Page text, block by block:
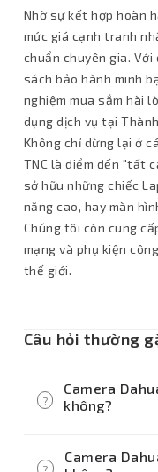
Nhờ sự kết hợp hoàn
mức giá cạnh tranh
chuẩn chuyên gia.
sách bảo hành minh
nghiệm mua sắm hài
dụng dịch vụ tại
Không chỉ dừng lại ở
TNC là điểm đến "tất
sở hữu những chiếc
năng cao, hay màn
Chúng tôi còn cung
mạng và phụ kiện
thế giới.
Câu hỏi thường
?
Camera
không?
pháp an ninh
?
Camera